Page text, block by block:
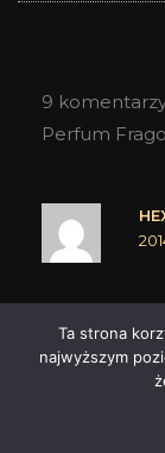
9
Perfum
To jest
czyli coś a'la
części
Przez jakiś
Ta strona
najwyższym